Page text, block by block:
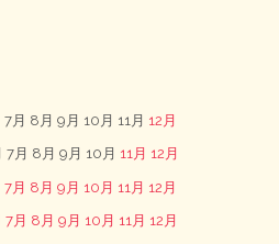
7月 8月 9月 10月 11月 12月
7月 8月 9月 10月 11月 12月
7月 8月 9月 10月 11月 12月
7月 8月 9月 10月 11月 12月